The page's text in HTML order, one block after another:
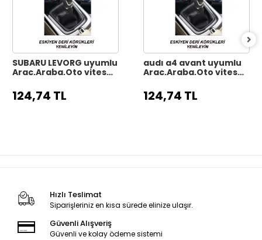
SUBARU LEVORG uyumlu
Araç,Araba,Oto vites
124,74 TL
audı a4 avant uyumlu
Araç,Araba,Oto vites
124,74 TL
Hızlı Teslimat
Siparişleriniz en kısa sürede elinize ulaşır.
Güvenli Alışveriş
Güvenli ve kolay ödeme sistemi